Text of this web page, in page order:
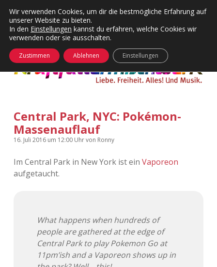
Kategorien
Menü
24 Hours Chilling
Die Wende
KFMW-Disco
kfmw.stuff
Kopfkinomusik
Visuelles
Wandnotizen
KFMW-Disco
Dates
Contact
Adventskalender
Adventskalender 2010
Adventskalender 2013
Adventskalender 2014
facebook
instagram
rss soundcloud
vimeoBluesky
öffnen
Central Park, NYC: Pokémon-
Massenauflauf
16. Juli 2016 um 12:00 Uhrvon Ronny
Im Central Park in New York ist ein Vaporeon
aufgetaucht.
What happens when hundreds of
people are gathered at the edge of
Central Park to play Pokemon Go at
11pm’ish and a Vaporeon shows up in
Wir verwenden Cookies, um dir die bestmögliche Erfahrung auf
unserer Website zu bieten.
In den Einstellungen kannst du erfahren, welche Cookies wir
verwenden oder sie ausschalten.
Zustimmen Ablehnen Einstellungen